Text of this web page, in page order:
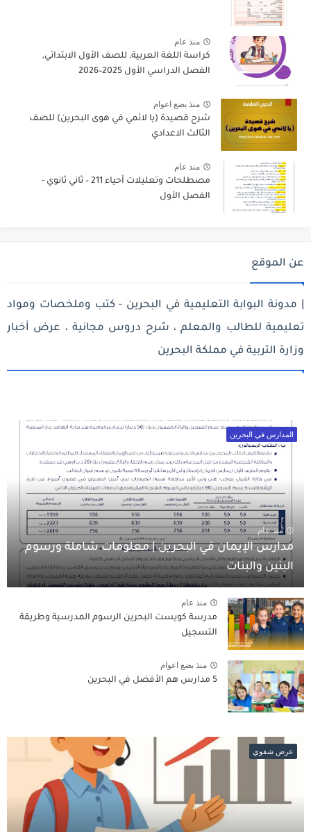
منذ عام
كراسة اللغة العربية, للصف الأول الابتدائي,
الفصل الدراسي الأول 2025–2026
منذ بضع اعوام
شرح قصيدة (يا لائمي في هوى البحرين) للصف
الثالث الاعدادي
منذ عام
مصطلحات وتعليلات أحياء 211 – ثاني ثانوي -
الفصل الأول
عن الموقع
| مدونة البوابة التعليمية في البحرين - كتب وملخصات ومواد
تعليمية للطالب والمعلم ، شرح دروس مجانية ، عرض أخبار
وزارة التربية في مملكة البحرين
المدارس في البحرين
منذ عام
مدارس الإيمان في البحرين | معلومات شاملة ورسوم
البنين والبنات
منذ عام
مدرسة كويست البحرين الرسوم المدرسية وطريقة
التسجيل
منذ بضع اعوام
5 مدارس هم الأفضل في البحرين
عرض شفوي